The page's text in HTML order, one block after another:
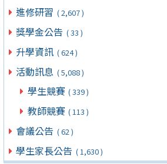
進修研習 ( 2,607 )
獎學金公告 ( 33 )
升學資訊 ( 624 )
活動訊息 ( 5,088 )
學生競賽 ( 339 )
教師競賽 ( 113 )
會議公告 ( 62 )
學生家長公告 ( 1,630 )